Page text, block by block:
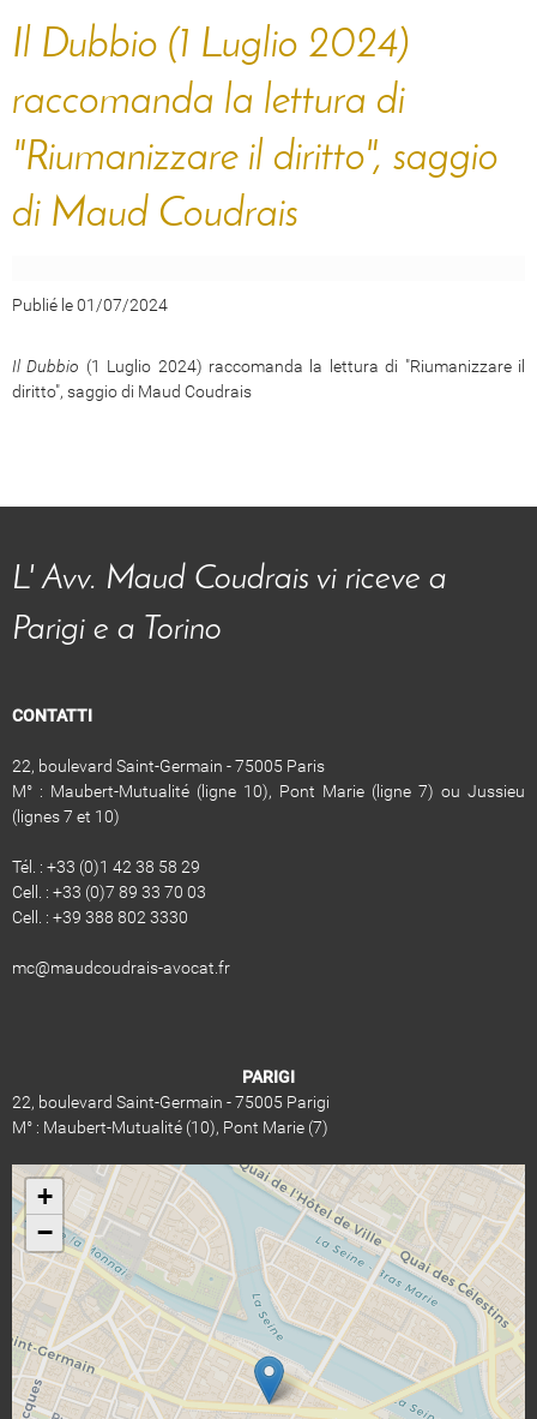
Il Dubbio (1 Luglio 2024)
raccomanda la lettura di
"Riumanizzare il diritto", saggio
di Maud Coudrais
Publié le 01/07/2024
Il Dubbio (1 Luglio 2024) raccomanda la lettura di "Riumanizzare il
diritto", saggio di Maud Coudrais
L' Avv. Maud Coudrais vi riceve a
Parigi e a Torino
CONTATTI
22, boulevard Saint-Germain - 75005 Paris
M° : Maubert-Mutualité (ligne 10), Pont Marie (ligne 7) ou Jussieu
(lignes 7 et 10)
Tél. : +33 (0)1 42 38 58 29
Cell. : +33 (0)7 89 33 70 03
Cell. : +39 388 802 3330
​​​​mc@maudcoudrais-avocat.fr
PARIGI
22, boulevard Saint-Germain - 75005 Parigi
M° : Maubert-Mutualité (10), Pont Marie (7)
+
−